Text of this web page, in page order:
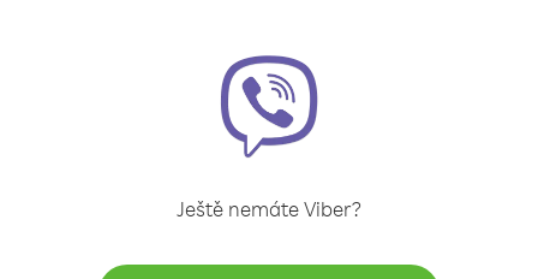
Ještě nemáte Viber?